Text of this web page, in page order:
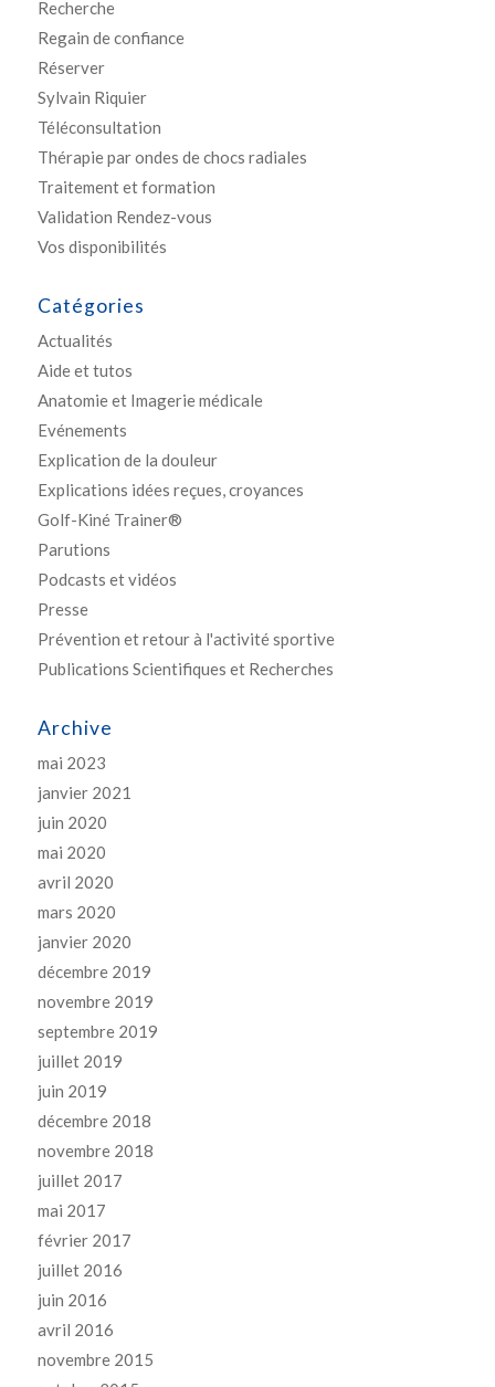
Recherche
Regain de confiance
Réserver
Sylvain Riquier
Téléconsultation
Thérapie par ondes de chocs radiales
Traitement et formation
Validation Rendez-vous
Vos disponibilités
Catégories
Actualités
Aide et tutos
Anatomie et Imagerie médicale
Evénements
Explication de la douleur
Explications idées reçues, croyances
Golf-Kiné Trainer®
Parutions
Podcasts et vidéos
Presse
Prévention et retour à l'activité sportive
Publications Scientifiques et Recherches
Archive
mai 2023
janvier 2021
juin 2020
mai 2020
avril 2020
mars 2020
janvier 2020
décembre 2019
novembre 2019
septembre 2019
juillet 2019
juin 2019
décembre 2018
novembre 2018
juillet 2017
mai 2017
février 2017
juillet 2016
juin 2016
avril 2016
novembre 2015